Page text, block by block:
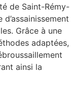
de Saint-Rémy-
Grâce à une
adaptées,
ainsi la